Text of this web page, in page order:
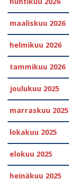
maaliskuu 2026
helmikuu 2026
tammikuu 2026
joulukuu 2025
marraskuu 2025
lokakuu 2025
elokuu 2025
heinäkuu 2025